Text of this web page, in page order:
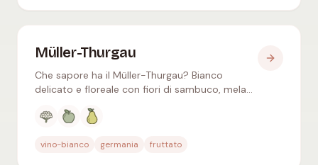
Müller-Thurgau
Che sapore ha il Müller-Thurgau? Bianco
delicato e floreale con fiori di sambuco, mela
anche come Rivaner.
Aromi tipici
vino-bianco germania fruttato